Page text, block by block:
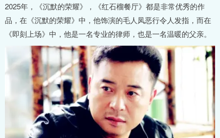
2025年，《沉默的荣耀》，《红石榴餐厅》都是非常优秀的作
品，在《沉默的荣耀》中，他饰演的毛人凤恶行令人发指，而在
《即刻上场》中，他是一名专业的律师，也是一名温暖的父亲。